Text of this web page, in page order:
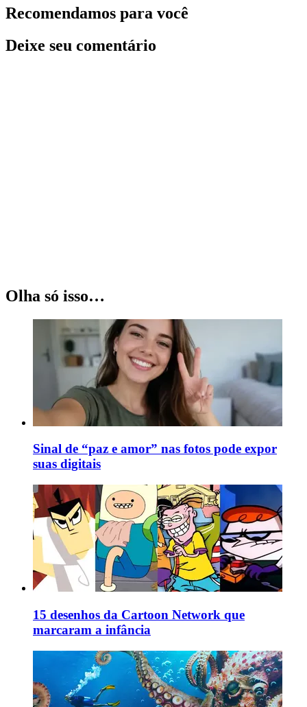
Recomendamos para você
Deixe seu comentário
Olha só isso…
Sinal de “paz e amor” nas fotos pode expor
suas digitais
15 desenhos da Cartoon Network que
marcaram a infância